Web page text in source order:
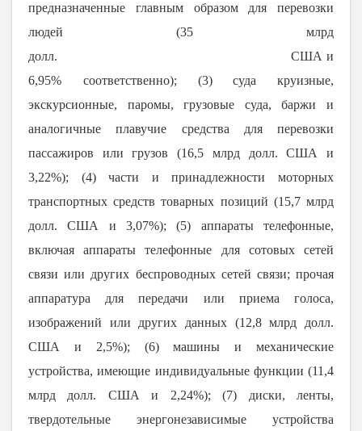
предназначенные главным образом для перевозки
людей (35 млрд
долл.
США и
6,95%
соответственно); (3) суда круизные,
экскурсионные, паромы, грузовые суда, баржи и
аналогичные плавучие средства для перевозки
пассажиров или грузов (16,5 млрд долл. США и
3,22%); (4) части и принадлежности моторных
транспортных средств товарных позиций (15,7 млрд
долл. США и 3,07%); (5) аппараты телефонные,
включая аппараты телефонные для сотовых сетей
связи или других беспроводных сетей связи; прочая
аппаратура для передачи или приема голоса,
изображений или других данных (12,8 млрд долл.
США и 2,5%); (6) машины и механические
устройства, имеющие индивидуальные функции (11,4
млрд долл. США и 2,24%); (7) диски, ленты,
твердотельные энергонезависимые устройства